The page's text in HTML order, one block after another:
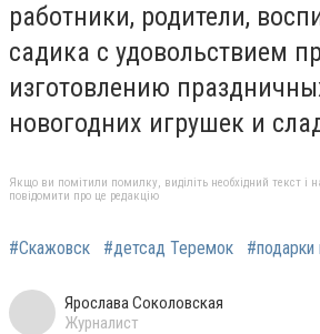
работники, родители,
садика с удовольствием
изготовлению
новогодних игрушек и
Якщо ви помітили помилку, виділіть необхідний текст і
повідомити про це редакцію
#Скажовск #детсад Теремок
Ярослава Соколовская
Журналист